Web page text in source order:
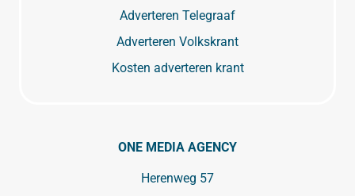
Adverteren Telegraaf
Adverteren Volkskrant
Kosten adverteren krant
ONE MEDIA AGENCY
Herenweg 57